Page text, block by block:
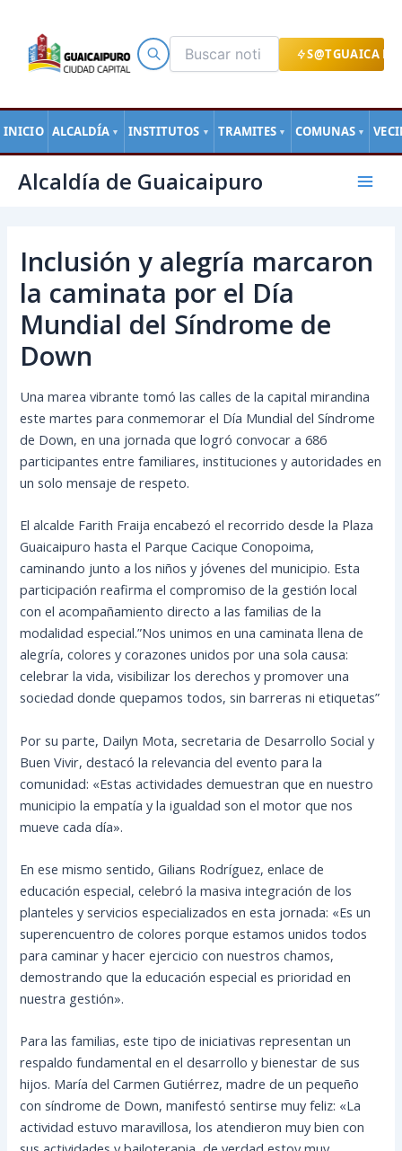
S@TGUAICA
INICIO ALCALDÍA ▼ INSTITUTOS ▼ TRAMITES ▼ COMUNAS ▼
contenido
Alcaldía de Guaicaipuro
Main
Inclusión y alegría marcaron
la caminata por el Día
Mundial del Síndrome de
Down
Una marea vibrante tomó las calles de la capital mirandina
este martes para conmemorar el Día Mundial del Síndrome
de Down, en una jornada que logró convocar a 686
participantes entre familiares, instituciones y autoridades en
un solo mensaje de respeto.
El alcalde Farith Fraija encabezó el recorrido desde la Plaza
Guaicaipuro hasta el Parque Cacique Conopoima,
caminando junto a los niños y jóvenes del municipio. Esta
participación reafirma el compromiso de la gestión local
con el acompañamiento directo a las familias de la
modalidad especial.”Nos unimos en una caminata llena de
alegría, colores y corazones unidos por una sola causa:
celebrar la vida, visibilizar los derechos y promover una
sociedad donde quepamos todos, sin barreras ni etiquetas”
Por su parte, Dailyn Mota, secretaria de Desarrollo Social y
Buen Vivir, destacó la relevancia del evento para la
comunidad: «Estas actividades demuestran que en nuestro
municipio la empatía y la igualdad son el motor que nos
mueve cada día».
En ese mismo sentido, Gilians Rodríguez, enlace de
educación especial, celebró la masiva integración de los
planteles y servicios especializados en esta jornada: «Es un
superencuentro de colores porque estamos unidos todos
para caminar y hacer ejercicio con nuestros chamos,
demostrando que la educación especial es prioridad en
nuestra gestión».
Para las familias, este tipo de iniciativas representan un
respaldo fundamental en el desarrollo y bienestar de sus
hijos. María del Carmen Gutiérrez, madre de un pequeño
con síndrome de Down, manifestó sentirse muy feliz: «La
actividad estuvo maravillosa, los atendieron muy bien con
de